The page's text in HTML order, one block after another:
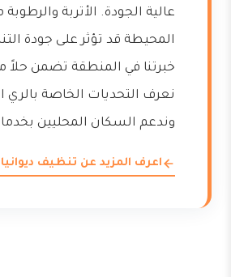
عالية الجودة. الأتربة والرطوبة
المحيطة قد تؤثر على جودة
خبرتنا في المنطقة تضمن حلاً
نعرف التحديات الخاصة بالري
وندعم السكان المحليين
اعرف المزيد عن تنظيف